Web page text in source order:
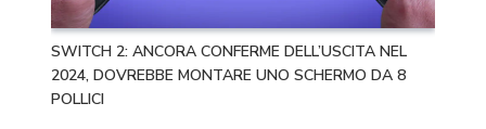
SWITCH 2: ANCORA CONFERME DELL’USCITA NEL
2024, DOVREBBE MONTARE UNO SCHERMO DA 8
POLLICI